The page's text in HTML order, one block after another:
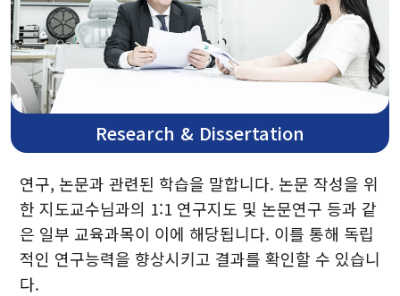
Research & Dissertation
연구, 논문과 관련된 학습을 말합니다. 논문 작성을 위
한 지도교수님과의 1:1 연구지도 및 논문연구 등과 같
은 일부 교육과목이 이에 해당됩니다. 이를 통해 독립
적인 연구능력을 향상시키고 결과를 확인할 수 있습니
다.